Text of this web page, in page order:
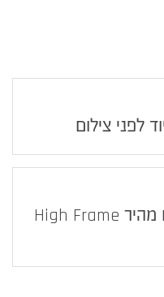
לפני צילום
האפשרויות שלכם לצילום מהיר High Frame